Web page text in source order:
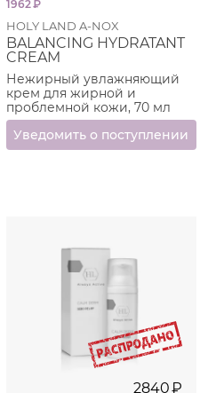
1962₽
HOLY LAND A-NOX
BALANCING HYDRATANT
CREAM
Нежирный увлажняющий
крем для жирной и
проблемной кожи, 70 мл
2840₽